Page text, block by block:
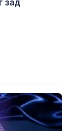
зад